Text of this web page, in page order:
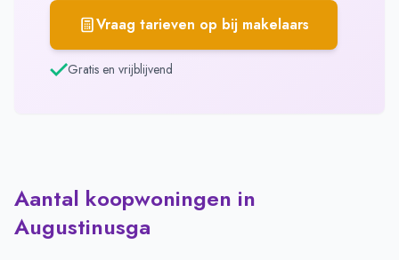
Vraag tarieven op bij makelaars
Gratis en vrijblijvend
Aantal koopwoningen in
Augustinusga